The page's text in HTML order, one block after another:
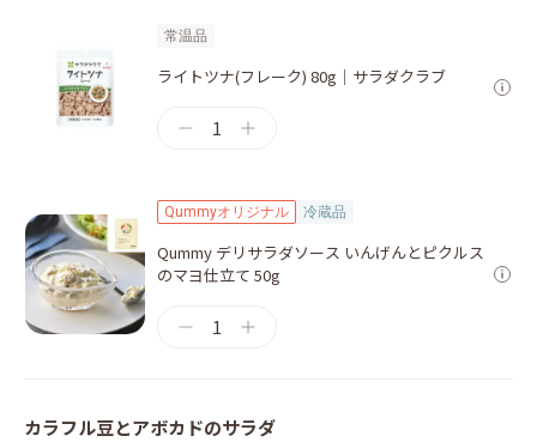
常温品
ライトツナ(フレーク) 80g｜サラダクラブ
1
Qummyオリジナル 冷蔵品
Qummy デリサラダソース いんげんとピクルス
のマヨ仕立て 50g
1
カラフル⾖とアボカドのサラダ